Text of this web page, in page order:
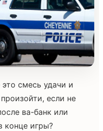
смесь удачи и
если не
ва-банк или
конце игры?